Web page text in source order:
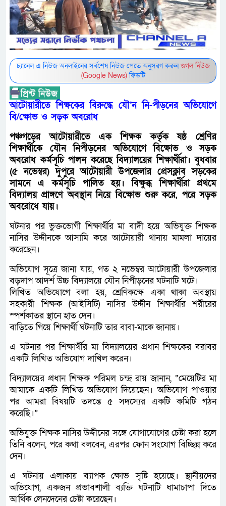
চ্যানেল এ নিউজ অনলাইনের সর্বশেষ নিউজ পেতে অনুসরণ করুনগুগল নিউজ
(Google News)ফিডটি
আটোয়ারীতে শিক্ষকের বিরুদ্ধে যৌ’ন নি-পীড়নের অভিযোগে
বি/ক্ষোভ ও সড়ক অবরোধ
পঞ্চগড়ের আটোয়ারীতে এক শিক্ষক কর্তৃক ষষ্ঠ শ্রেণির
শিক্ষার্থীকে যৌন নিপীড়নের অভিযোগে বিক্ষোভ ও সড়ক
অবরোধ কর্মসূচি পালন করেছে বিদ্যালয়ের শিক্ষার্থীরা। বুধবার
(৫ নভেম্বর) দুপুরে আটোয়ারী উপজেলার প্রেসক্লাব সড়কের
সামনে এ কর্মসূচি পালিত হয়। বিক্ষুব্ধ শিক্ষার্থীরা প্রথমে
বিদ্যালয় প্রাঙ্গণে অবস্থান নিয়ে বিক্ষোভ শুরু করে, পরে সড়ক
অবরোধে যায়।
ঘটনার পর ভুক্তভোগী শিক্ষার্থীর মা বাদী হয়ে অভিযুক্ত শিক্ষক
নাসির উদ্দীনকে আসামি করে আটোয়ারী থানায় মামলা দায়ের
করেছেন।
অভিযোগ সূত্রে জানা যায়, গত ২ নভেম্বর আটোয়ারী উপজেলার
বড়দাপ আদর্শ উচ্চ বিদ্যালয়ে যৌন নিপীড়নের ঘটনাটি ঘটে।
লিখিত অভিযোগে বলা হয়, শ্রেণিকক্ষে একা থাকা অবস্থায়
সহকারী শিক্ষক (আইসিটি) নাসির উদ্দীন শিক্ষার্থীর শরীরের
স্পর্শকাতর স্থানে হাত দেন।
বাড়িতে গিয়ে শিক্ষার্থী ঘটনাটি তার বাবা-মাকে জানায়।
এ ঘটনার পর শিক্ষার্থীর মা বিদ্যালয়ের প্রধান শিক্ষকের বরাবর
একটি লিখিত অভিযোগ দাখিল করেন।
বিদ্যালয়ের প্রধান শিক্ষক পরিমল চন্দ্র রায় জানান, “মেয়েটির মা
আমাকে একটি লিখিত অভিযোগ দিয়েছেন। অভিযোগ পাওয়ার
পর আমরা বিষয়টি তদন্তে ৫ সদস্যের একটি কমিটি গঠন
করেছি।”
অভিযুক্ত শিক্ষক নাসির উদ্দীনের সঙ্গে যোগাযোগের চেষ্টা করা হলে
তিনি বলেন, পরে কথা বলবেন, এরপর ফোন সংযোগ বিচ্ছিন্ন করে
দেন।
এ ঘটনায় এলাকায় ব্যাপক ক্ষোভ সৃষ্টি হয়েছে। স্থানীয়দের
অভিযোগ, একজন প্রভাবশালী ব্যক্তি ঘটনাটি ধামাচাপা দিতে
আর্থিক লেনদেনের চেষ্টা করেছেন।